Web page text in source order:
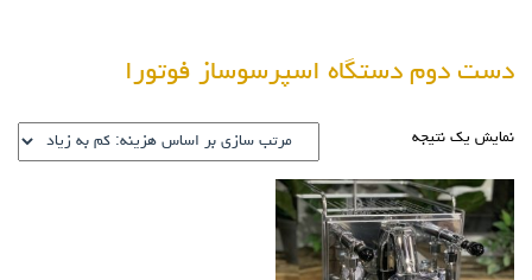
دست دوم دستگاه اسپرسوساز فوتورا
نمایش یک نتیجه